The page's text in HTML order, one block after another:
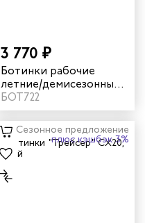
3 770 ₽
Ботинки рабочие
летние/демисезонные
"Трейсер" AX23 с КП
цвет черный/неоновый
БОТ722
Сезонное предложение
плюс кэшбэк 3%